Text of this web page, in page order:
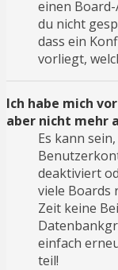
einen
du nicht
dass ein
vorliegt,
Ich habe mich
aber nicht mehr
Es kann
deaktiviert
viele Boards
Zeit keine
einfach
teil!